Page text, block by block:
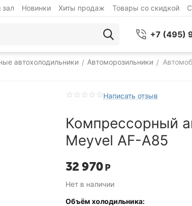
Новинки Хиты продаж Товары со скидкой
+7 (495)
автохолодильники / Автоморозильники /
Написать отзыв
Компрессорный
Meyvel AF-A85
32 970 Р
Нет в наличии
Объём холодильника: